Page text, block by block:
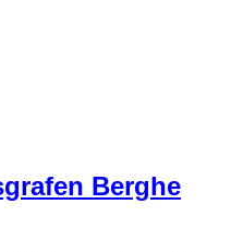
Berghe